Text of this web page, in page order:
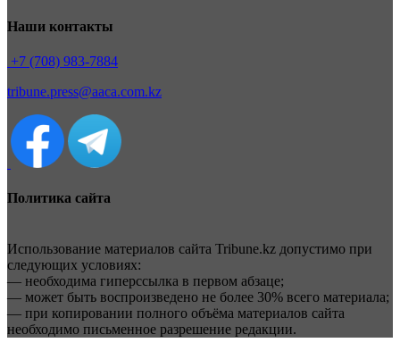
Наши контакты
+7 (708) 983-7884
tribune.press@aaca.com.kz
Политика сайта
Использование материалов сайта Tribune.kz допустимо при
следующих условиях:
— необходима гиперссылка в первом абзаце;
— может быть воспроизведено не более 30% всего материала;
— при копировании полного объёма материалов сайта
необходимо письменное разрешение редакции.